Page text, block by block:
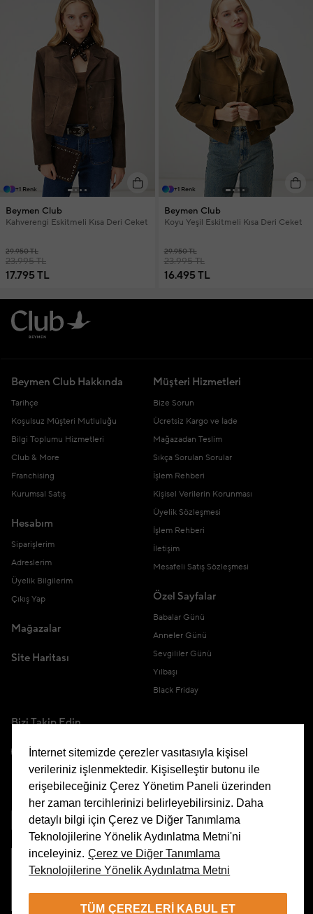
+1 Renk
Beymen Club
Kahverengi Eskitmeli Kısa Deri Ceket
29.950 TL
23.995 TL
17.795 TL
+1 Renk
Beymen Club
Koyu Yeşil Eskitmeli Kısa Deri Ceket
29.950 TL
23.995 TL
16.495 TL
Beymen Club Hakkında
Tarihçe
Koşulsuz Müşteri Mutluluğu
Bilgi Toplumu Hizmetleri
Club & More
Franchising
Kurumsal Satış
Hesabım
Siparişlerim
Adreslerim
Üyelik Bilgilerim
Çıkış Yap
Mağazalar
Site Haritası
Müşteri Hizmetleri
Bize Sorun
Ücretsiz Kargo ve İade
Mağazadan Teslim
Sıkça Sorulan Sorular
İşlem Rehberi
Kişisel Verilerin Korunması
Üyelik Sözleşmesi
İşlem Rehberi
İletişim
Mesafeli Satış Sözleşmesi
Özel Sayfalar
Babalar Günü
Anneler Günü
Sevgililer Günü
Yılbaşı
Black Friday
Bizi Takip Edin
Uygulamamızı İndirin
İnternet sitemizde çerezler vasıtasıyla kişisel
verileriniz işlenmektedir. Kişiselleştir butonu ile
erişebileceğiniz Çerez Yönetim Paneli üzerinden
her zaman tercihlerinizi belirleyebilirsiniz. Daha
detaylı bilgi için Çerez ve Diğer Tanımlama
Teknolojilerine Yönelik Aydınlatma Metni'ni
inceleyiniz. Çerez ve Diğer Tanımlama
Teknolojilerine Yönelik Aydınlatma Metni
TÜM ÇEREZLERI KABUL ET